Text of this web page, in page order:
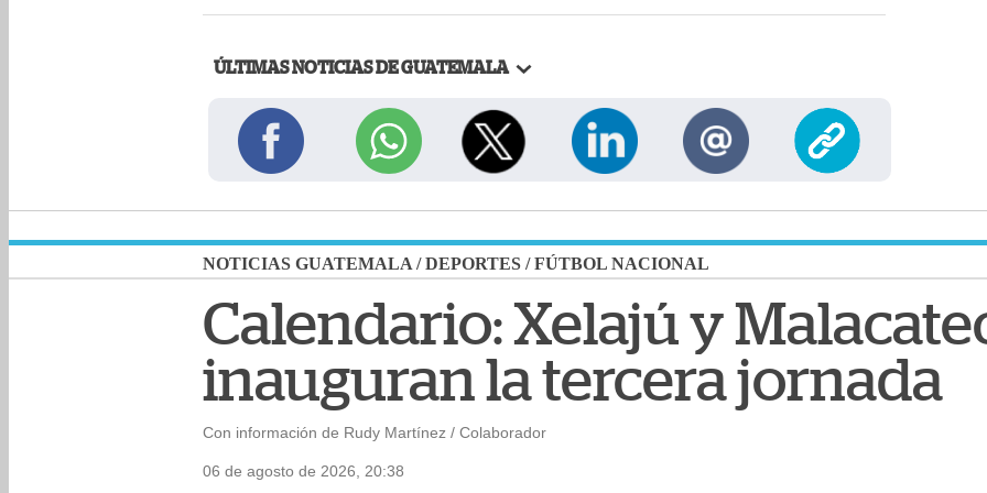
ÚLTIMAS NOTICIAS DE GUATEMALA
NOTICIAS GUATEMALA /DEPORTES /FÚTBOL NACIONAL
Calendario: Xelajú y
inauguran la tercera jornada
Con información de Rudy Martínez / Colaborador
06 de agosto de 2026, 20:38